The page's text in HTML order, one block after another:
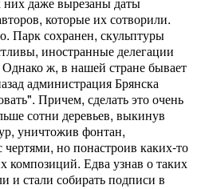
которые их сотворили.
Парк сохранен, скульптуры
иностранные делегации
ж, в нашей стране бывает
администрация Брянска
Причем, сделать это очень
сотни деревьев, выкинув
уничтожив фонтан,
но понастроив каких-то
композиций. Едва узнав о таких
и стали собирать подписи в